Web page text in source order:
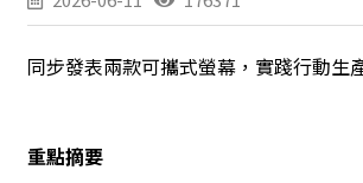
同步發表兩款可攜式螢幕，實踐行動生
重點摘要